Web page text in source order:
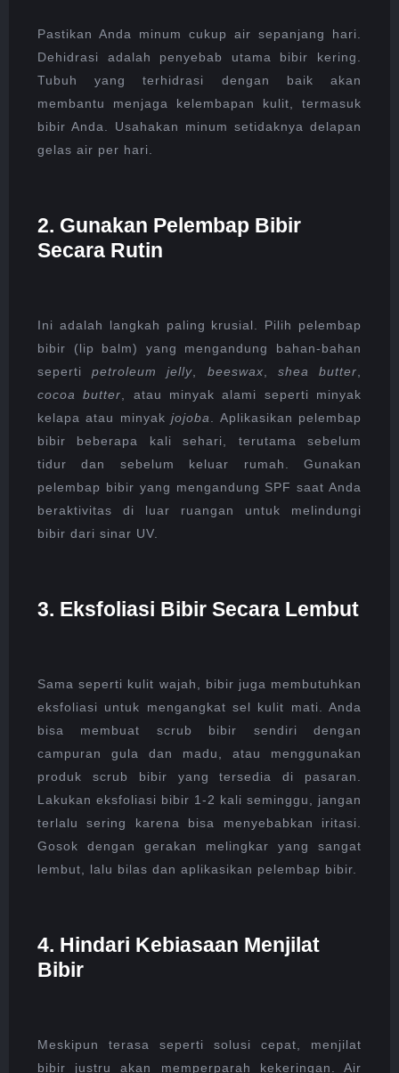
Pastikan Anda minum cukup air sepanjang hari.
Dehidrasi adalah penyebab utama bibir kering.
Tubuh yang terhidrasi dengan baik akan
membantu menjaga kelembapan kulit, termasuk
bibir Anda. Usahakan minum setidaknya delapan
gelas air per hari.
2. Gunakan Pelembap Bibir
Secara Rutin
Ini adalah langkah paling krusial. Pilih pelembap
bibir (lip balm) yang mengandung bahan-bahan
sepertipetroleum jelly, beeswax, shea butter,
cocoa butter, atau minyak alami seperti minyak
kelapa atau minyakjojoba. Aplikasikan pelembap
bibir beberapa kali sehari, terutama sebelum
tidur dan sebelum keluar rumah. Gunakan
pelembap bibir yang mengandung SPF saat Anda
beraktivitas di luar ruangan untuk melindungi
bibir dari sinar UV.
3. Eksfoliasi Bibir Secara Lembut
Sama seperti kulit wajah, bibir juga membutuhkan
eksfoliasi untuk mengangkat sel kulit mati. Anda
bisa membuat scrub bibir sendiri dengan
campuran gula dan madu, atau menggunakan
produk scrub bibir yang tersedia di pasaran.
Lakukan eksfoliasi bibir 1-2 kali seminggu, jangan
terlalu sering karena bisa menyebabkan iritasi.
Gosok dengan gerakan melingkar yang sangat
lembut, lalu bilas dan aplikasikan pelembap bibir.
4. Hindari Kebiasaan Menjilat
Bibir
Meskipun terasa seperti solusi cepat, menjilat
bibir justru akan memperparah kekeringan. Air